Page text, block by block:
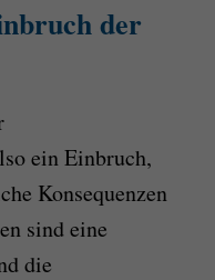
der
ein Einbruch,
Konsequenzen
sind eine
die